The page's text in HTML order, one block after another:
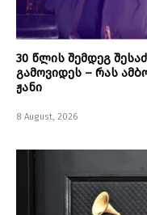
30 წლის შემდეგ
გამოვიდეს – რას
ჟანი
8 August, 2026